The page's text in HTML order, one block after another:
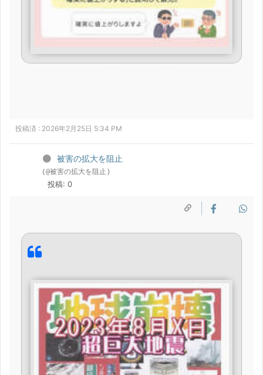
投稿済 : 2026年2月25日 5:34 PM
被害の拡大を阻止
(@被害の拡大を阻止)
投稿: 0